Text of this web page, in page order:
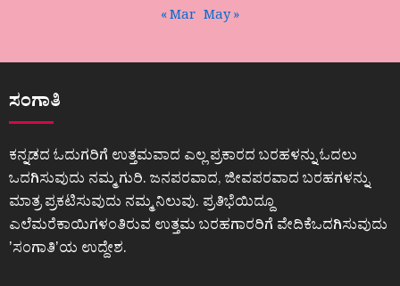
« Mar May »
ಸಂಗಾತಿ
ಕನ್ನಡದ ಓದುಗರಿಗೆ ಉತ್ತಮವಾದ ಎಲ್ಲ ಪ್ರಕಾರದ ಬರಹಳನ್ನು ಓದಲು
ಒದಗಿಸುವುದು ನಮ್ಮ ಗುರಿ. ಜನಪರವಾದ, ಜೀವಪರವಾದ ಬರಹಗಳನ್ನು
ಮಾತ್ರ ಪ್ರಕಟಿಸುವುದು ನಮ್ಮ ನಿಲುವು. ಪ್ರತಿಭೆಯಿದ್ದೂ
ಎಲೆಮರೆಕಾಯಿಗಳಂತಿರುವ ಉತ್ತಮ ಬರಹಗಾರರಿಗೆ ವೇದಿಕೆಒದಗಿಸುವುದು
ʼಸಂಗಾತಿʼಯ ಉದ್ದೇಶ.